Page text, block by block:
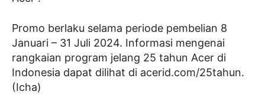
Promo berlaku selama periode pembelian 8
Januari – 31 Juli 2024. Informasi mengenai
rangkaian program jelang 25 tahun Acer di
Indonesia dapat dilihat di acerid.com/25tahun.
(Icha)